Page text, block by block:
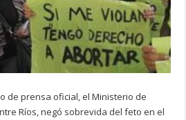
de prensa oficial, el Ministerio de
Ríos, negó sobrevida del feto en el